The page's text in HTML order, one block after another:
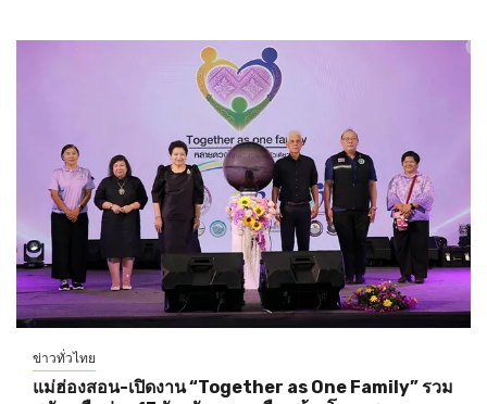
ข่าวทั่วไทย
แม่ฮ่องสอน-เปิดงาน “Together as One Family” รวม